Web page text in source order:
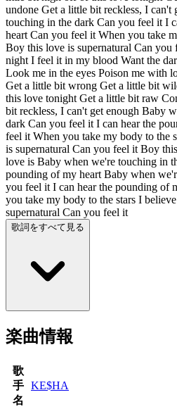
undone Get a little bit reckless, I
touching in the dark Can you feel it I
heart Can you feel it When you take
Boy this love is supernatural Can you
night I feel it in my blood Want the
Look me in the eyes Poison me with
Get a little bit wrong Get a little bit
this love tonight Get a little bit raw
bit reckless, I can't get enough Baby
dark Can you feel it I can hear the
feel it When you take my body to the
is supernatural Can you feel it Boy
love is Baby when we're touching in
pounding of my heart Baby when
you feel it I can hear the pounding of
you take my body to the stars I
supernatural Can you feel it
歌詞をすべて見る
楽曲情報
歌
手
名
KE$HA